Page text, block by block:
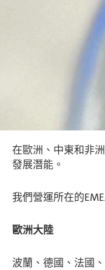
在歐洲、中東和非
發展潛能。
我們營運所在的
歐洲大陸
波蘭、德國、法國